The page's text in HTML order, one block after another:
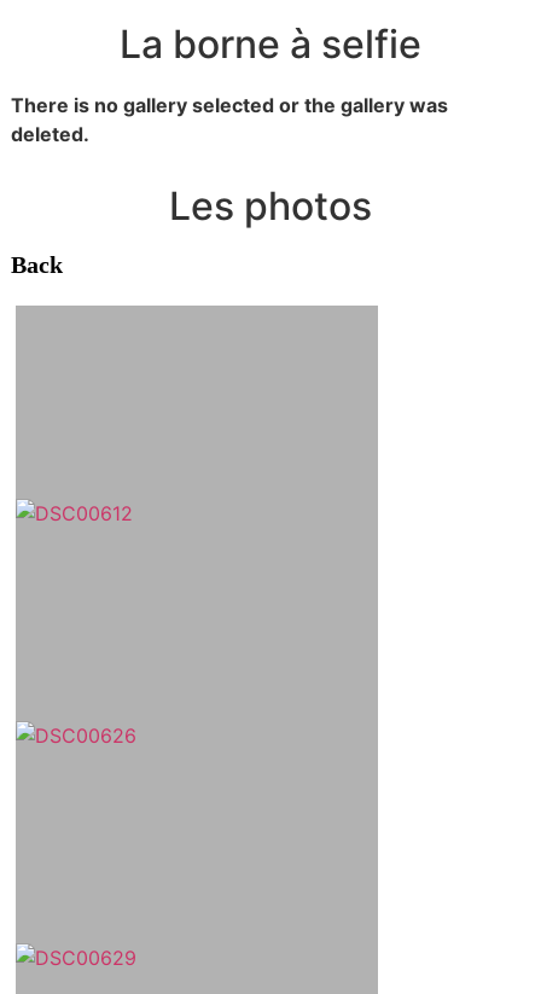
La borne à selfie
There is no gallery selected or the gallery was
deleted.
Les photos
Back